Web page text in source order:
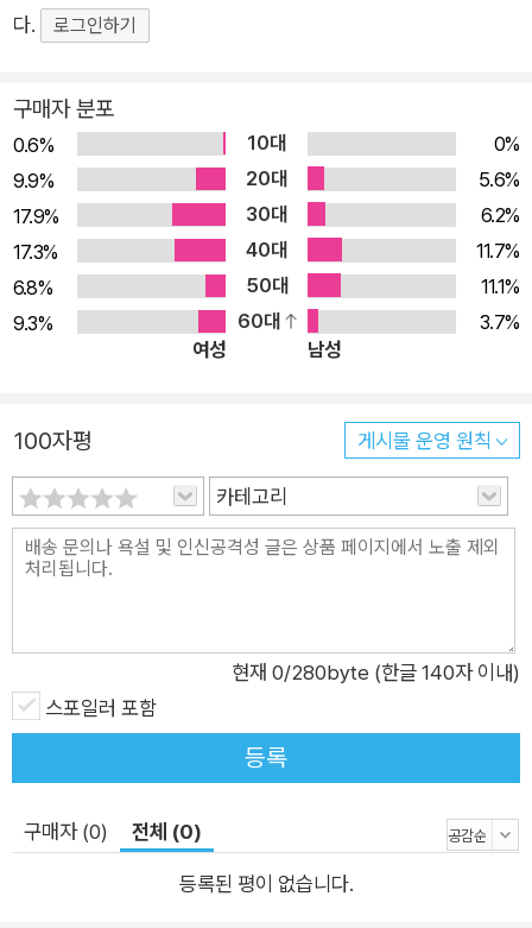
2017년 6월
허영선
아래 '울 틈 물 틈 없어야 한다'는 부제가 달려 있다. '전(傳)'이라
야기가 기록되어 있는데 제목부터가 이들 해녀들의 이름이다. 이
름이 곧 시가 되는 인생사, 이는 제 온몸을 제 하나의 생을 말마따
나 말이 되게 세상에 던졌다는 증거일 텐데 그래서일까, 이들의
이름을 하나하나 불러주는 일이 참으로 뼈아프다. 해녀 김옥련,
해녀 고차동, 해녀 정병춘, 해녀 덕화, 해녀 권연, 해녀 양금녀, 해
녀 양의헌, 해녀 홍석낭, 해녀 문경수, 해녀 강안자, 해녀 김순덕,
해녀 현덕선, 해녀 말선이, 해녀 박옥랑, 해녀 고인오, 해녀 김태
매, 해녀 고태연, 해녀 매옥이, 해녀 장분다, 해녀 김승자, 해녀 오
거품처럼 얼마나 많았을까. 이들은 일제강점기 일본으로 징용 물
질을 끌려가기도 했고, 제주해녀항쟁으로 모진 고문에 옥고를 치
르기도 했으며, 4?3이 휘몰고 간 '무남촌'을 지키느라 억척으로
매일같이 바다에 뛰어들어야만 했다. 짐작할 수도 없고 또 짐작한
다 해도 감히 이해한다 말할 수 없을 것만 같은 지난한 해녀들의
제야 무릎이 툭 꺾이는 바다. '틈'을 보이고 '틈'에 빠지는 순간 해
녀들에게 닥치는 건 죽음밖에 없다는 걸, 그 죽음은 비단 해녀 자
신뿐 아니라 가족에게 드리울 생의 암막이라는 걸 그들은 해녀가
된 그 순간부터 알아버렸던 탓일 게다. 2부는 '제주 해녀들'이라
는 큰 타이틀 아래 '사랑을 품지 않고 어찌 바다에 들겠는가'라는
부제가 달려 있다. 1부의 시편들을 건너왔으니 2부의 부제가 한
눈에 이해됨은 두말할 필요가 없겠다. '사랑'이라는 단어를 머리
에 얹었기 때문이다. 호시탐탐 죽음의 아가리를 벌리고 있는 바다
다.
로그인하기
구매자 분포
0.6% 10대
0%
9.9%
20대
5.6%
17.9%
30대
6.2%
17.3%
40대
11.7%
6.8%
50대
11.1%
9.3%
60대
3.7%
여성
남성
100자평 게시물 운영 원칙
카테고리
현재 0/280byte (한글 140자 이내)
스포일러 포함
등록
구매자 (0) 전체 (0)
등록된 평이 없습니다.